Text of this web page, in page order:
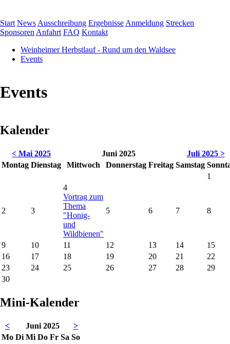
Navigation
überspringen
Start News Ausschreibung Ergebnisse Anmeldung Strecken
Sponsoren Anfahrt FAQ Kontakt
Weinheimer Herbstlauf - Rund um den Waldsee
Events
Events
Kalender
< Mai 2025 Juni 2025
Juli 2025 >
Montag Dienstag Mittwoch Donnerstag Freitag Samstag So
1
2 3
4
Vortrag zum
Thema
"Honig-
und
Wildbienen"
5 6 7 8
9 10 11 12 13 14
15
16
17 18 19 20 21
22
23
24 25 26 27 28
29
30
Mini-Kalender
< Juni 2025
>
Montag
Dienstag
Mittwoch
Donnerstag
Freitag
Sa mstag
Sonntag